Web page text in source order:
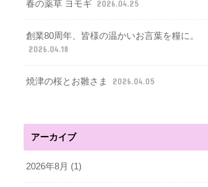
春の薬草 ヨモギ 2026.04.25
創業80周年、皆様の温かいお言葉を糧に。
2026.04.18
焼津の桜とお雛さま 2026.04.05
アーカイブ
2026年8月 (1)